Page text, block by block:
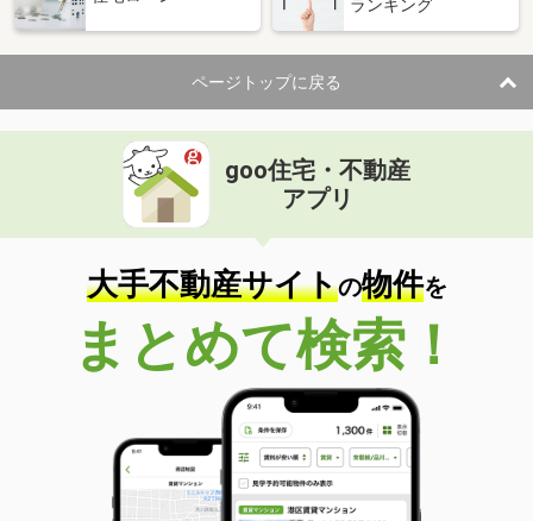
ランキング
ページトップに戻る
goo住宅・不動産
アプリ
大手不動産サイトの物件を
まとめて検索！